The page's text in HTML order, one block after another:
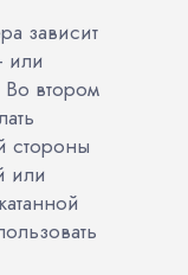
зависит
или
Во втором
стороны
или